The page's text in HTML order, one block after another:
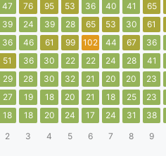
47 76 95 53 36 40 41 65
39 24 39 28 65 53 30 61
36 46 61 99 102 44 67 36
51 36 30 22 22 24 28 41
29 28 30 32 21 20 20 23
27 19 18 20 21 18 25 23
18 18 20 24 17 24 31 38
2 3 4 5 6 7 8 9